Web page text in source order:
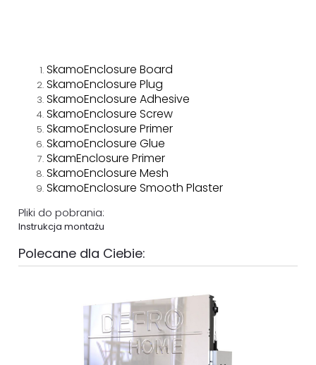
SkamoEnclosure Board
SkamoEnclosure Plug
SkamoEnclosure Adhesive
SkamoEnclosure Screw
SkamoEnclosure Primer
SkamoEnclosure Glue
SkamEnclosure Primer
SkamoEnclosure Mesh
SkamoEnclosure Smooth Plaster
Pliki do pobrania:
Instrukcja montażu
Polecane dla Ciebie: